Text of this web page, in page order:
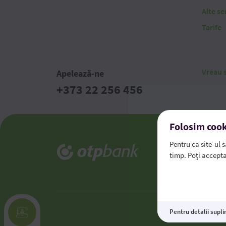
Alte
Tarife
Apelează-ne
+373 22 256 456
Vreau
This site
Folosim
Pentru ca site-ul
timp. Poți
Pentru detalii